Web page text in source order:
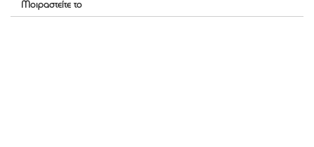
Μοιραστείτε το